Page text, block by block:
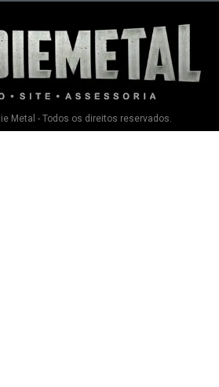
Metal - Todos os direitos reservados.